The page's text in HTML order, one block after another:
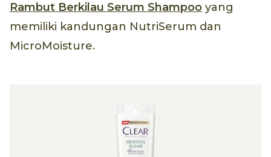
Rambut Berkilau Serum Shampoo yang
memiliki kandungan NutriSerum dan
MicroMoisture.